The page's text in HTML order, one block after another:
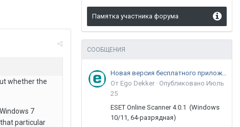
whether the
7
particular
Памятка участника форума
СООБЩЕНИЯ
Новая версия бесплатного приложения ESET Online Scanner доступна пользователям
От Ego Dekker · Опубликовано Июль
25
ESET Online Scanner 4.0.1 (Windows
10/11, 64-разрядная)